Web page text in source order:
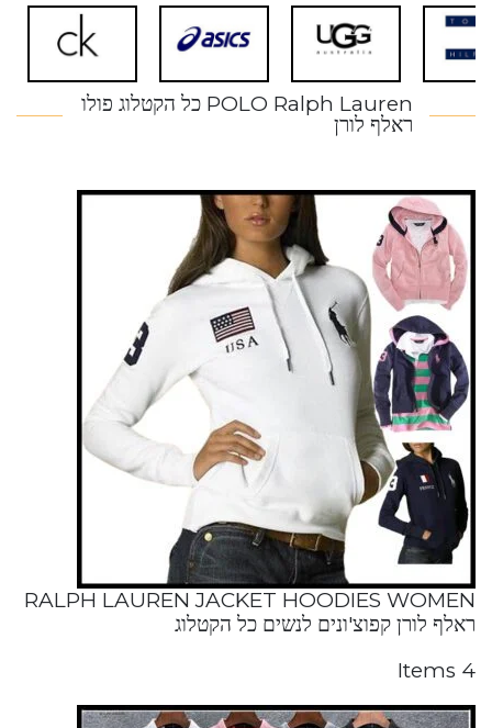
POLO Ralph Lauren כל הקטלוג פולו
ראלף לורן
RALPH LAUREN JACKET HOODIES WOMEN
ראלף לורן קפוצ'ונים לנשים כל הקטלוג
4 Items